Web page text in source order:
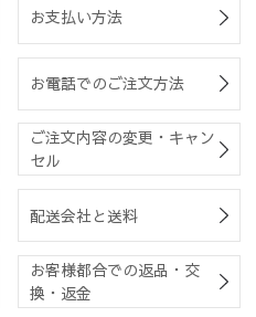
お支払い方法
お電話でのご注文方法
ご注文内容の変更・キャン
セル
配送会社と送料
お客様都合での返品・交
換・返金